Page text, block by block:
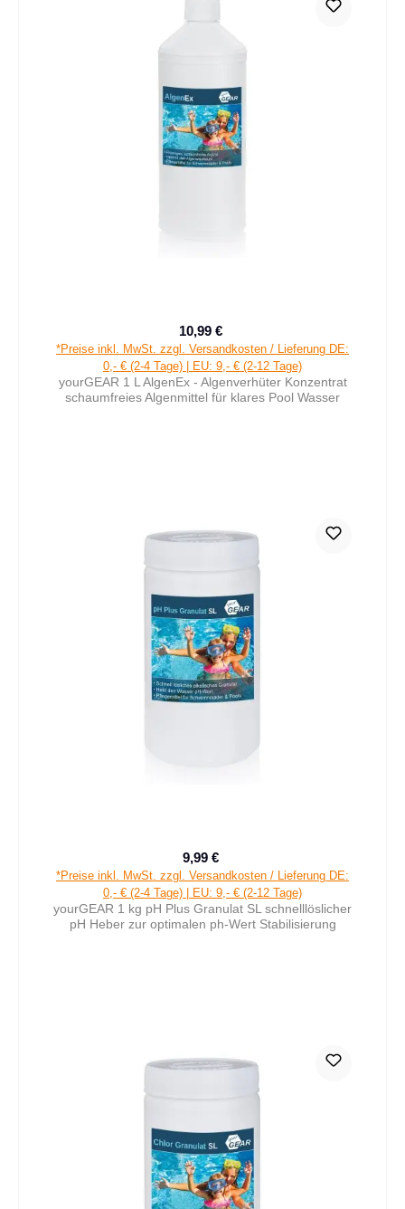
Verkaufspreis:
10,99 €
*Preise inkl. MwSt. zzgl. Versandkosten / Lieferung DE:
0,- € (2-4 Tage) | EU: 9,- € (2-12 Tage)
yourGEAR 1 L AlgenEx - Algenverhüter Konzentrat
schaumfreies Algenmittel für klares Pool Wasser
Verkaufspreis:
9,99 €
*Preise inkl. MwSt. zzgl. Versandkosten / Lieferung DE:
0,- € (2-4 Tage) | EU: 9,- € (2-12 Tage)
yourGEAR 1 kg pH Plus Granulat SL schnelllöslicher
pH Heber zur optimalen ph-Wert Stabilisierung